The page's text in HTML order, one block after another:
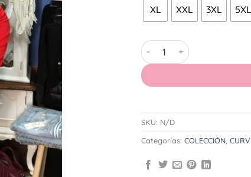
XL XXL 3XL 5XL
Camiseta Hesper cantidad
SKU: N/D
Categorías: COLECCIÓN